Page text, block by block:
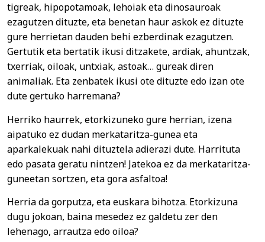
tigreak, hipopotamoak, lehoiak eta dinosauroak
ezagutzen dituzte, eta benetan haur askok ez dituzte
gure herrietan dauden behi ezberdinak ezagutzen.
Gertutik eta bertatik ikusi ditzakete, ardiak, ahuntzak,
txerriak, oiloak, untxiak, astoak… gureak diren
animaliak. Eta zenbatek ikusi ote dituzte edo izan ote
dute gertuko harremana?
Herriko haurrek, etorkizuneko gure herrian, izena
aipatuko ez dudan merkataritza-gunea eta
aparkalekuak nahi dituztela adierazi dute. Harrituta
edo pasata geratu nintzen! Jatekoa ez da merkataritza-
guneetan sortzen, eta gora asfaltoa!
Herria da gorputza, eta euskara bihotza. Etorkizuna
dugu jokoan, baina mesedez ez galdetu zer den
lehenago, arrautza edo oiloa?